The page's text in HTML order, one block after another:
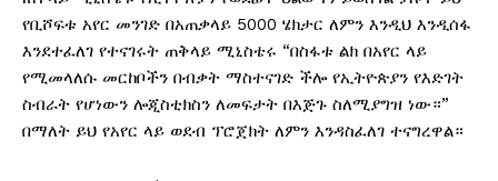
የቢሾፍቱ አየር መንገድ በአጠቃላይ 5000 ሄክታር ለምን እንዲህ እንዲሰፋ
እንደተፈለገ የተናገሩት ጠቅላይ ሚኒስቴሩ “በስፋቱ ልክ በአየር ላይ
የሚመላለሱ መርከቦችን በብቃት ማስተናገድ ችሎ የኢትዮጵያን የእድገት
ስብራት የሆነውን ሎጂስቲክስን ለመፍታት በእጅጉ ስለሚያግዝ ነው።”
በማለት ይህ የአየር ላይ ወደብ ፕሮጀክት ለምን እንዳስፈለገ ተናግረዋል።